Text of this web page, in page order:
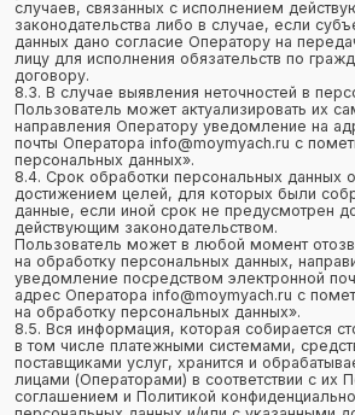
получить от органов власти иностранного государства,
иностранных физических лиц, иностранных
которым планируется трансграничная передача
данных, соответствующие сведения.
11. Конфиденциальность персональных данных
Оператор и иные лица, получившие доступ к
данным, обязаны не раскрывать третьим лицам
и не распространять персональные данные без
персональных данных, если иное не предусмотрено
федеральным законом.
12. Заключительные положения
12.1. Пользователь может получить любые разъяснения
по интересующим вопросам, касающимся обработки
персональных данных, обратившись к Оператору с
электронной почты info@moymyach.ru.
12.2. В данном документе будут отражены любые
политики обработки персональных данных Оператором.
действует бессрочно до замены ее новой версией.
12.3. Актуальная версия Политики в свободном доступе
расположена в сети Интернет
по адресу https://moymyach.ru/personal-page.